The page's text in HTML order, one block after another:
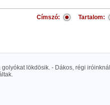
Címszó: Tartalom:
lökdösik. - Dákos, régi